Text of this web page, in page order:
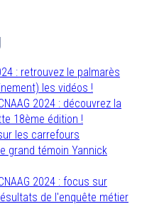
: retrouvez le palmarès
les vidéos !
2024 : découvrez la
18ème édition !
les carrefours
grand témoin Yannick
2024 : focus sur
de l'enquête métier